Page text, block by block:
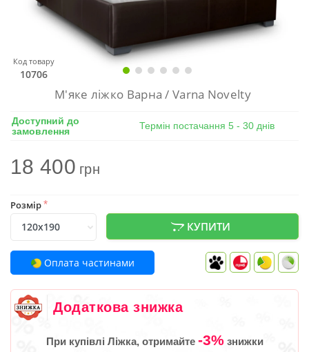
Код товару
10706
М'яке ліжко Варна / Varna Novelty
Доступний до
замовлення
Термін постачання 5 - 30 днів
18 400грн
Розмір*
КУПИТИ
Оплата частинами
Додаткова знижка
При купівлі Ліжка, отримайте -3%знижки